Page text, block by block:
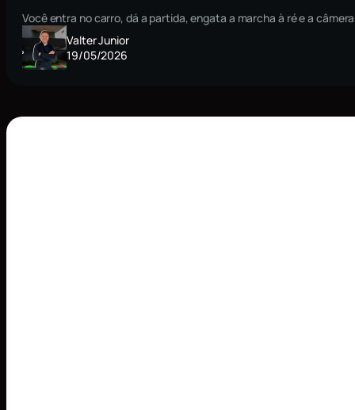
Você entra no carro, dá a partida, engata a marcha à ré e a
Valter Junior
19/05/2026